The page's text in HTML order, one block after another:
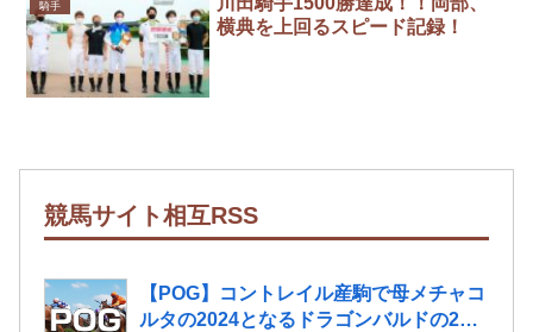
騎手
横典を上回るスピード記録！
競馬サイト相互RSS
【POG】コントレイル産駒で母メチャコ
ルタの2024となるドラゴンバルドの2歳